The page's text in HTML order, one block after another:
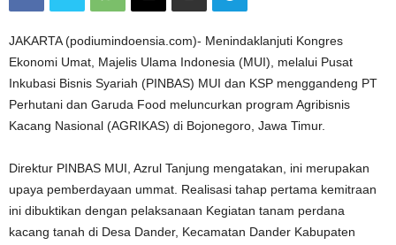
JAKARTA (podiumindoensia.com)- Menindaklanjuti Kongres
Ekonomi Umat, Majelis Ulama Indonesia (MUI), melalui Pusat
Inkubasi Bisnis Syariah (PINBAS) MUI dan KSP menggandeng PT
Perhutani dan Garuda Food meluncurkan program Agribisnis
Kacang Nasional (AGRIKAS) di Bojonegoro, Jawa Timur.
Direktur PINBAS MUI, Azrul Tanjung mengatakan, ini merupakan
upaya pemberdayaan ummat. Realisasi tahap pertama kemitraan
ini dibuktikan dengan pelaksanaan Kegiatan tanam perdana
kacang tanah di Desa Dander, Kecamatan Dander Kabupaten